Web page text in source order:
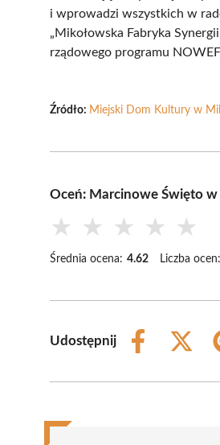
i wprowadzi wszystkich w
„Mikołowska Fabryka
rządowego programu
Źródło: Miejski Dom Kultury w
Oceń: Marcinowe Święto
★ ★ ★ ★ ★
Średnia ocena: 4.62 Liczba ocen:
Udostępnij
Share
Share